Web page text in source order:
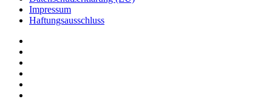
Impressum
Haftungsausschluss